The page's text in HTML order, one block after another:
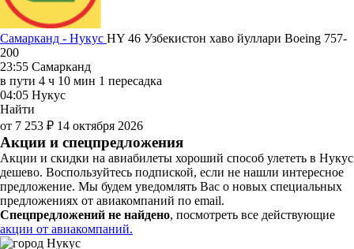
Самарканд - Нукус HY 46 Узбекистон хаво йуллари Boeing 757-
200
23:55 Самарканд
в пути 4 ч 10 мин 1 пересадка
04:05 Нукус
Найти
от 7 253 ₽ 14 октября 2026
Акции и спецпредложения
Акции и скидки на авиабилеты хороший способ улететь в Нукус
дешево. Воспользуйтесь подпиской, если не нашли интересное
предложение. Мы будем уведомлять Вас о новых специальных
предложениях от авиакомпаний по email.
Спецпредложений не найдено, посмотреть все действующие
акции от авиакомпаний.